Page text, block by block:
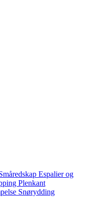
Espalier og
Plenkant
Snørydding